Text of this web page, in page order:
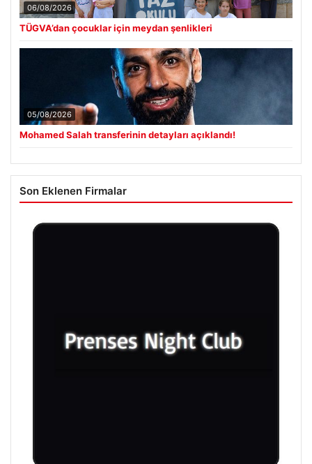
06/08/2026
TÜGVA’dan çocuklar için meydan şenlikleri
05/08/2026
Mohamed Salah transferinin detayları açıklandı!
Son Eklenen Firmalar